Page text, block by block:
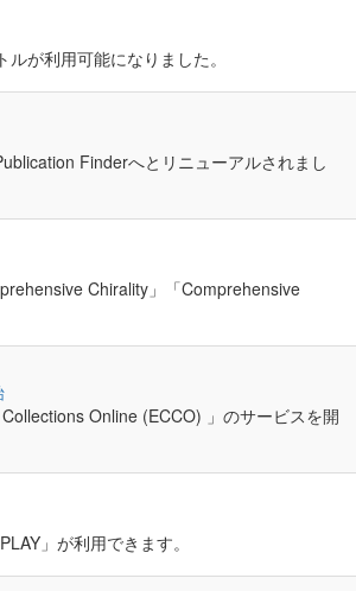
が利用可能になりました。
Finderへとリニューアルされまし
Chirality」「Comprehensive
Online (ECCO) 」のサービスを開
」が利用できます。